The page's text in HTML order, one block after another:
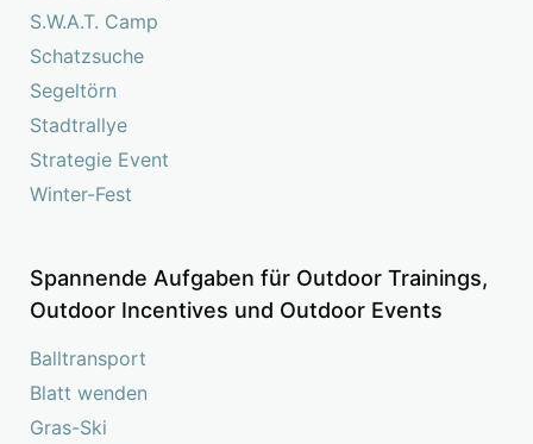
S.W.A.T. Camp
Schatzsuche
Segeltörn
Stadtrallye
Strategie Event
Winter-Fest
Spannende Aufgaben für Outdoor Trainings,
Outdoor Incentives und Outdoor Events
Balltransport
Blatt wenden
Gras-Ski